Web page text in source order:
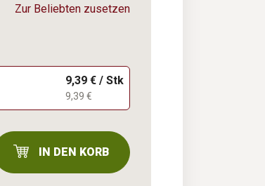
Zur Beliebten zusetzen
9,39 € / Stk
9,39 €
IN DEN KORB